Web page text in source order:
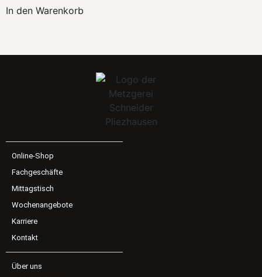
In den Warenkorb
Online-Shop
Fachgeschäfte
Mittagstisch
Wochenangebote
Karriere
Kontakt
Über uns